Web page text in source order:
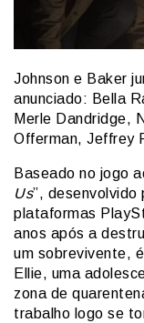
Johnson e Baker
anunciado: Bella
Merle Dandridge,
Offerman, Jeffrey
Baseado no jogo
Us”, desenvolvido
plataformas
anos após a
um sobrevivente,
Ellie, uma
zona de
trabalho logo se